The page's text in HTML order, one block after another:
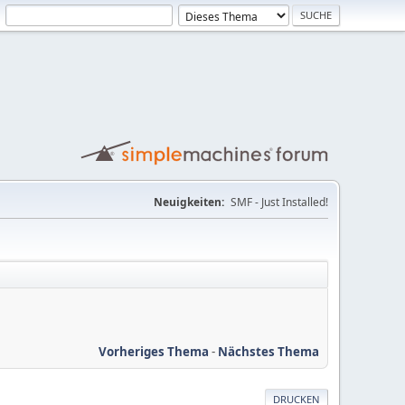
Neuigkeiten: SMF - Just Installed!
Vorheriges Thema - Nächstes Thema
DRUCKEN